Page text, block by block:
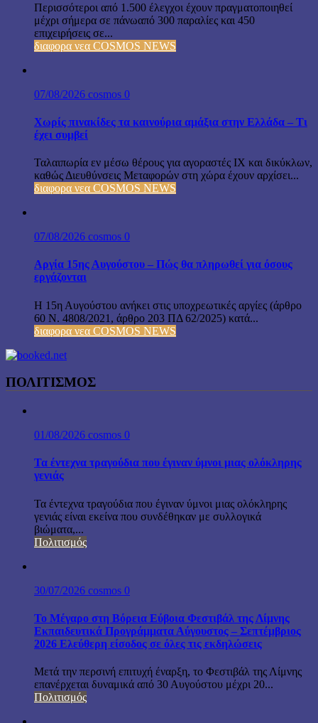
Περισσότεροι από 1.500 έλεγχοι έχουν πραγματοποιηθεί
μέχρι σήμερα σε πάνωαπό 300 παραλίες και 450
επιχειρήσεις σε...
διαφορα νεα COSMOS NEWS
07/08/2026 cosmos 0
Χωρίς πινακίδες τα καινούρια αμάξια στην Ελλάδα – Τι
έχει συμβεί
Ταλαιπωρία εν μέσω θέρους για αγοραστές ΙΧ και δικύκλων,
καθώς Διευθύνσεις Μεταφορών στη χώρα έχουν αρχίσει...
διαφορα νεα COSMOS NEWS
07/08/2026 cosmos 0
Αργία 15ης Αυγούστου – Πώς θα πληρωθεί για όσους
εργάζονται
Η 15η Αυγούστου ανήκει στις υποχρεωτικές αργίες (άρθρο
60 Ν. 4808/2021, άρθρο 203 ΠΔ 62/2025) κατά...
διαφορα νεα COSMOS NEWS
ΠΟΛΙΤΙΣΜΟΣ
01/08/2026 cosmos 0
Τα έντεχνα τραγούδια που έγιναν ύμνοι μιας ολόκληρης
γενιάς
Τα έντεχνα τραγούδια που έγιναν ύμνοι μιας ολόκληρης
γενιάς είναι εκείνα που συνδέθηκαν με συλλογικά
βιώματα,...
Πολιτισμός
30/07/2026 cosmos 0
Το Μέγαρο στη Βόρεια Εύβοια Φεστιβάλ της Λίμνης
Εκπαιδευτικά Προγράμματα Αύγουστος – Σεπτέμβριος
2026 Ελεύθερη είσοδος σε όλες τις εκδηλώσεις
Μετά την περσινή επιτυχή έναρξη, το Φεστιβάλ της Λίμνης
επανέρχεται δυναμικά από 30 Αυγούστου μέχρι 20...
Πολιτισμός